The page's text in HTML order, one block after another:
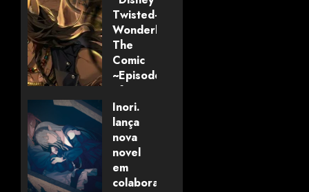
Twisted-
Wonderland:
The
Comic
~Episode
of
Savanaclaw~”
anunciado
pela
Universo
dos
Livros
Inori.
lança
nova
novel
em
colaboração